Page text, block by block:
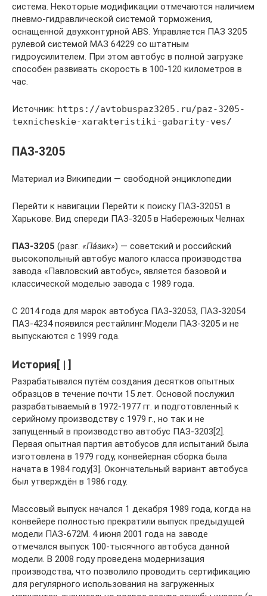
система. Некоторые модификации отмечаются наличием
пневмо-гидравлической системой торможения,
оснащенной двухконтурной ABS. Управляется ПАЗ 3205
рулевой системой МАЗ 64229 со штатным
гидроусилителем. При этом автобус в полной загрузке
способен развивать скорость в 100-120 километров в
час.
Источник: https://avtobuspaz3205.ru/paz-3205-
texnicheskie-xarakteristiki-gabarity-ves/
ПАЗ-3205
Материал из Википедии — свободной энциклопедии
Перейти к навигации Перейти к поиску ПАЗ-32051 в
Харькове. Вид спереди ПАЗ-3205 в Набережных Челнах
ПАЗ-3205 (разг. «Па́зик») — советский и российский
высокопольный автобус малого класса производства
завода «Павловский автобус», является базовой и
классической моделью завода с 1989 года.
С 2014 года для марок автобуса ПАЗ-32053, ПАЗ-32054
ПАЗ-4234 появился рестайлинг.Модели ПАЗ-3205 и не
выпускаются с 1999 года.
История[ | ]
Разрабатывался путём создания десятков опытных
образцов в течение почти 15 лет. Основой послужил
разрабатываемый в 1972-1977 гг. и подготовленный к
серийному производству с 1979 г., но так и не
запущенный в производство автобус ПАЗ-3203[2].
Первая опытная партия автобусов для испытаний была
изготовлена в 1979 году, конвейерная сборка была
начата в 1984 году[3]. Окончательный вариант автобуса
был утверждён в 1986 году.
Массовый выпуск начался 1 декабря 1989 года, когда на
конвейере полностью прекратили выпуск предыдущей
модели ПАЗ-672М. 4 июня 2001 года на заводе
отмечался выпуск 100-тысячного автобуса данной
модели. В 2008 году проведена модернизация
производства, что позволило проводить сертификацию
для регулярного использования на загруженных